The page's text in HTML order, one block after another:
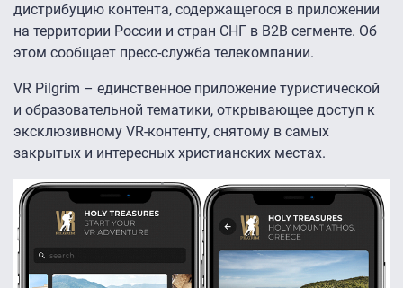
дистрибуцию контента, содержащегося в приложении
на территории России и стран СНГ в B2B сегменте. Об
этом сообщает пресс-служба телекомпании.
VR Pilgrim – единственное приложение туристической
и образовательной тематики, открывающее доступ к
эксклюзивному VR-контенту, снятому в самых
закрытых и интересных христианских местах.